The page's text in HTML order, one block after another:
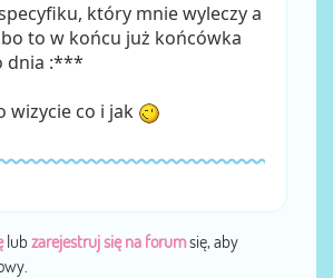
który mnie wyleczy a
to w końcu już końcówka
dnia :***
wizycie co i jak
lub zarejestruj się na forumsię, aby